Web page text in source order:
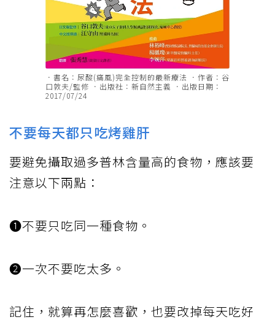
．書名：尿酸(痛風)完全控制的最新療法 ．作者：谷
口敦夫/監修 ．出版社：新自然主義 ．出版日期：
2017/07/24
不要每天都只吃烤雞肝
要避免攝取過多普林含量高的食物，應該要
注意以下兩點：
❶不要只吃同一種食物。
❷一次不要吃太多。
記住，就算再怎麼喜歡，也要改掉每天吃好